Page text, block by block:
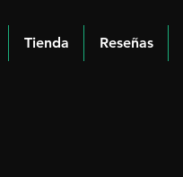
Tienda Reseñas